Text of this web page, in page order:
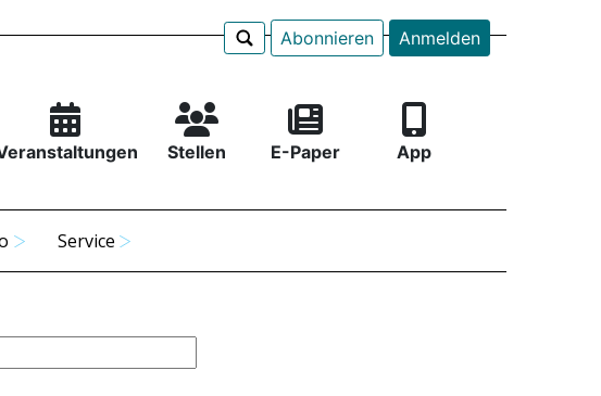
Abonnieren Anmelden
Stellen E-Paper App
Service